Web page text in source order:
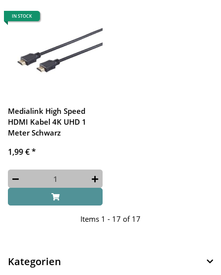
IN STOCK
Medialink High Speed
HDMI Kabel 4K UHD 1
Meter Schwarz
1,99 €*
Items 1 - 17 of 17
Kategorien